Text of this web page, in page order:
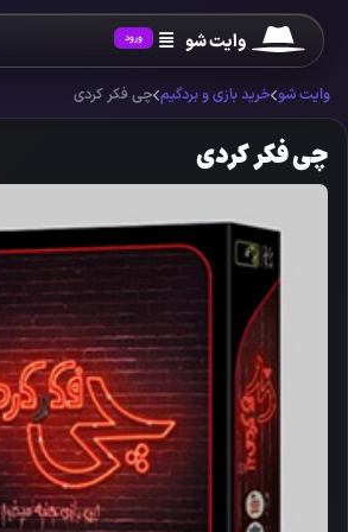
وایت شو ورود
وایت شو خرید بازی و بردگیم چی فکر کردی
چی فکر کردی